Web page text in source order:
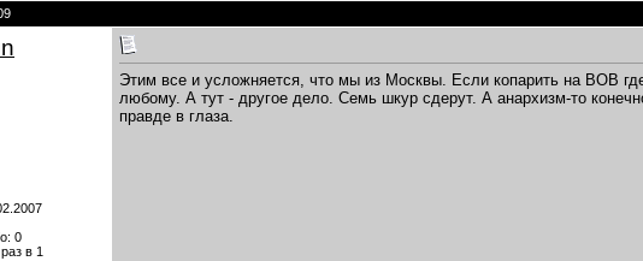
0
в 1
Этим все и усложняется, что мы из Москвы. Если копарить на ВОВ
любому. А тут - другое дело. Семь шкур сдерут. А анархизм-то
правде в глаза.